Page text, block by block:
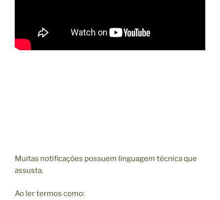
Muitas notificações possuem linguagem técnica que
assusta.
Ao ler termos como: